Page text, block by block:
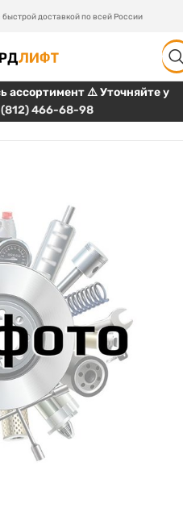
доставкой по всей России
ассортимент ⚠️ Уточняйте у
(812) 466-68-98